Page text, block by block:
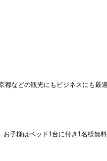
都などの観光にもビジネスにも最
子様はベッド1台に付き1名様無